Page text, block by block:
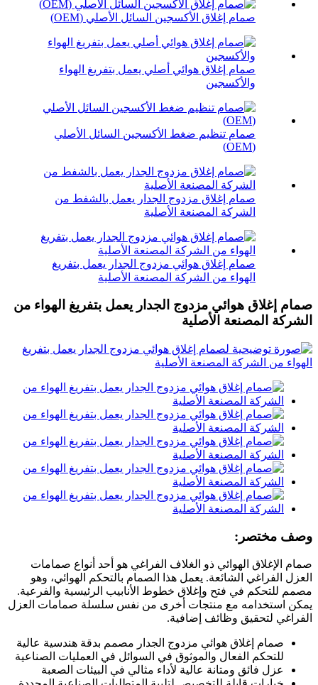
صمام إغلاق الأكسجين السائل الأصلي (OEM)
صمام إغلاق هوائي أصلي يعمل بتفريغ الهواء
والأكسجين
صمام تنظيم ضغط الأكسجين السائل الأصلي
(OEM)
صمام إغلاق مزدوج الجدار يعمل بالشفط من
الشركة المصنعة الأصلية
صمام إغلاق هوائي مزدوج الجدار يعمل بتفريغ
الهواء من الشركة المصنعة الأصلية
صمام إغلاق هوائي مزدوج الجدار يعمل بتفريغ الهواء من
الشركة المصنعة الأصلية
وصف مختصر:
صمام الإغلاق الهوائي ذو الغلاف الفراغي هو أحد أنواع صمامات
العزل الفراغي الشائعة. يعمل هذا الصمام بالتحكم الهوائي، وهو
مصمم للتحكم في فتح وإغلاق خطوط الأنابيب الرئيسية والفرعية.
يمكن استخدامه مع منتجات أخرى من نفس سلسلة صمامات العزل
الفراغي لتحقيق وظائف إضافية.
صمام إغلاق هوائي مزدوج الجدار مصمم بدقة هندسية عالية
للتحكم الفعال والموثوق في السوائل في العمليات الصناعية
عزل فائق ومتانة عالية لأداء مثالي في البيئات الصعبة